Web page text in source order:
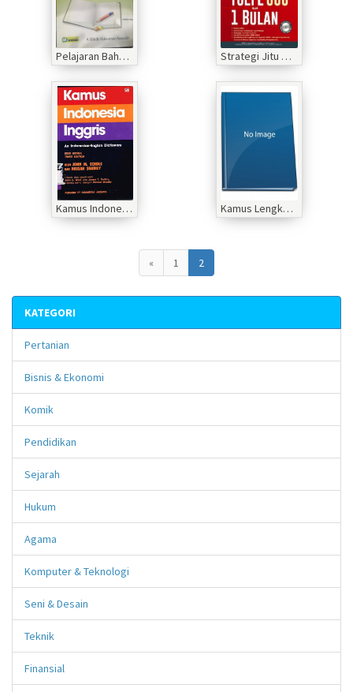
Pelajaran Bahasa Arab Tingkat Dasar Strategi Jitu Meraih Skor Toefl 600 dalam 1 bulan
Kamus Indonesia Inggris Kamus Lengkap 5 Milliard Inggris Indonesia Indonesia-Inggris
« 1 2
KATEGORI
Pertanian
Bisnis & Ekonomi
Komik
Pendidikan
Sejarah
Hukum
Agama
Komputer & Teknologi
Seni & Desain
Teknik
Finansial